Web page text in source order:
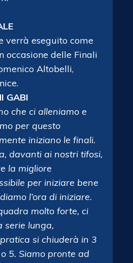
verrà eseguito come
occasione delle Finali
Altobelli,
GABI
che ci alleniamo e
per questo
iniziano le finali.
davanti ai nostri tifosi,
la migliore
per iniziare bene
l’ora di iniziare.
molto forte, ci
serie lunga,
si chiuderà in 3
5. Siamo pronte ad